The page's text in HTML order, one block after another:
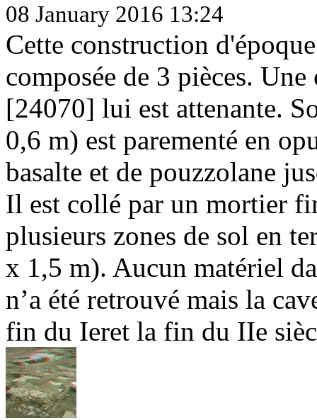
08 January 2016 13:24
Cette construction
composée de 3 pièces.
[24070] lui est attenante.
0,6 m) est parementé en
basalte et de pouzzolane
Il est collé par un mortier
plusieurs zones de sol en
x 1,5 m). Aucun matériel
n’a été retrouvé mais la
fin du Ieret la fin du IIe